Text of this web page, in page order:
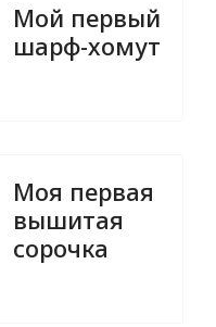
Мой первый
шарф-хомут
Моя первая
вышитая
сорочка